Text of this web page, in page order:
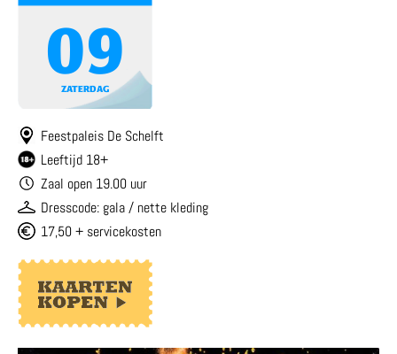
09
ZATERDAG
Feestpaleis De Schelft
Leeftijd 18+
Zaal open 19.00 uur
Dresscode: gala / nette kleding
17,50 + servicekosten